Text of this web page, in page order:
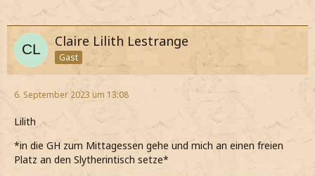
Claire Lilith Lestrange
Gast
6. September 2023 um 13:08
Lilith
*in die GH zum Mittagessen gehe und mich an einen freien
Platz an den Slytherintisch setze*